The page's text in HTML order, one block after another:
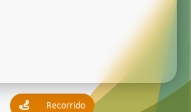
Recorrido